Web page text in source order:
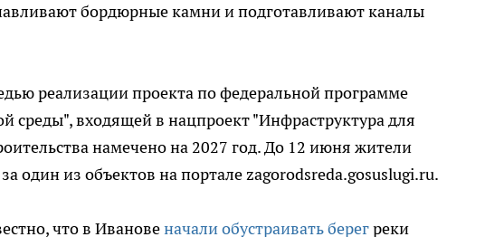
бордюрные камни и подготавливают каналы
реализации проекта по федеральной программе
среды", входящей в нацпроект "Инфраструктура для
намечено на 2027 год. До 12 июня жители
один из объектов на портале zagorodsreda.gosuslugi.ru.
что в Ивановеначали обустраивать берегреки